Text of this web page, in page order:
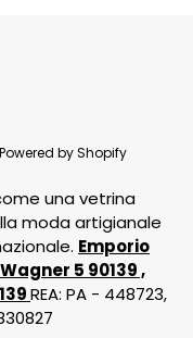
Powered by Shopify
una vetrina
moda artigianale
Emporio
5 90139 ,
REA: PA - 448723,